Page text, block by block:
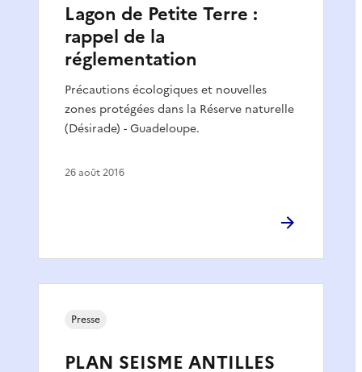
Lagon de Petite Terre :
rappel de la
réglementation
Précautions écologiques et nouvelles
zones protégées dans la Réserve naturelle
(Désirade) - Guadeloupe.
26 août 2016
PLAN SEISME ANTILLES
Presse